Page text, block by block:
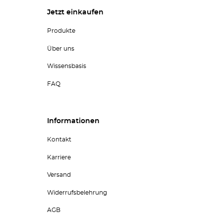
Jetzt einkaufen
Produkte
Über uns
Wissensbasis
FAQ
Informationen
Kontakt
Karriere
Versand
Widerrufsbelehrung
AGB